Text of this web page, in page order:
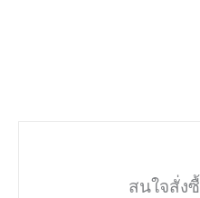
สนใจสั่ง